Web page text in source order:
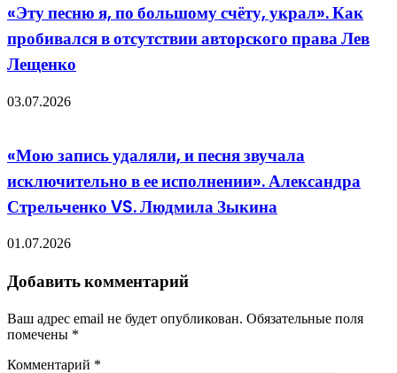
«Эту песню я, по большому счёту, украл». Как
пробивался в отсутствии авторского права Лев
Лещенко
03.07.2026
«Мою запись удаляли, и песня звучала
исключительно в ее исполнении». Александра
Стрельченко VS. Людмила Зыкина
01.07.2026
Добавить комментарий
Ваш адрес email не будет опубликован. Обязательные поля
помечены *
Комментарий *